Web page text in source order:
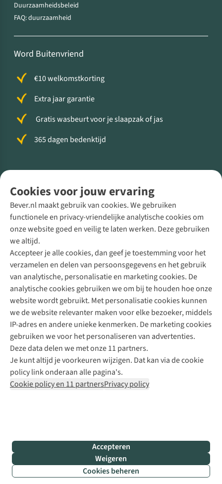
Cookies voor jouw ervaring
Bever.nl maakt gebruik van cookies. We gebruiken
functionele en privacy-vriendelijke analytische cookies om
onze website goed en veilig te laten werken. Deze gebruiken
we altijd.
Accepteer je alle cookies, dan geef je toestemming voor het
verzamelen en delen van persoonsgegevens en het gebruik
van analytische, personalisatie en marketing cookies. De
analytische cookies gebruiken we om bij te houden hoe onze
website wordt gebruikt. Met personalisatie cookies kunnen
we de website relevanter maken voor elke bezoeker, middels
IP-adres en andere unieke kenmerken. De marketing cookies
gebruiken we voor het personaliseren van advertenties.
Deze data delen we met onze 11 partners.
Je kunt altijd je voorkeuren wijzigen. Dat kan via de cookie
policy link onderaan alle pagina's.
Cookie policy en 11 partnersPrivacy policy
Accepteren
Weigeren
Cookies beheren
Duurzaamheidsbeleid
FAQ: duurzaamheid
Word Buitenvriend
€10 welkomstkorting
Extra jaar garantie
Gratis wasbeurt voor je slaapzak of jas
365 dagen bedenktijd
Direct advies van een Buitenexpert
+31 (0)85 888 50 88
+31 6 12 28 49 80
Contactformulier
Bever
B.V.